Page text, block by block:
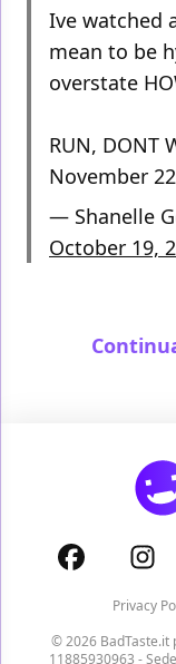
Ive watched
mean to be
overstate
RUN, DONT
November
— Shanelle
October 19,
Privacy
© 2026 BadTaste.it
11885930963 -